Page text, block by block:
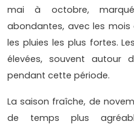
mai à octobre,
abondantes, avec les
les pluies les plus fortes.
élevées, souvent autour
pendant cette période.
La saison fraîche, de
de temps plus